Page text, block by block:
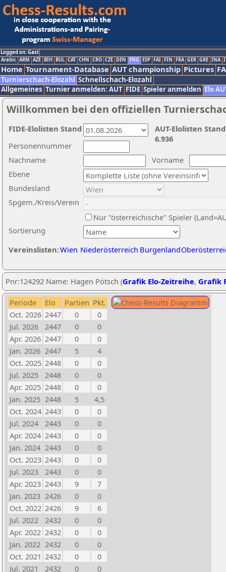
Logged on: Gast
Arabic ARM AZE BIH BUL CAT CHN CRO CZE DEN ENG ESP FAI FIN FRA GER GRE INA
Home Tournament-Database AUT championship Pictures
Turnierschach-Elozahl Schnellschach-Elozahl
Allgemeines Turnier anmelden: AUT FIDE Spieler anmelden Elo
Willkommen bei den offiziellen
Nachname
Vorname
Ebene
Sortierung
Personennummer
Bundesland
Spgem./Kreis/Verein
Nur "österreichische" Spieler
Vereinslisten:Wien Niederösterreich Burgenland
AUT-Elolisten
6.936
FIDE-Elolisten Stand
Pnr:124292 Name: Hagen Pötsch (Grafik Elo-Zeitreihe, Grafik
Periode Elo Partien Pkt.
Oct. 2026 2447 0
0
Jul. 2026
2447 0
0
Apr. 2026 2447 0
0
Jan. 2026 2447 5
4
Oct. 2025 2448 0
0
Jul. 2025
2448 0
0
Apr. 2025 2448 0
0
Jan. 2025 2448 5
4,5
Oct. 2024 2443 0
0
Jul. 2024
2443 0
0
Apr. 2024 2443 0
0
Jan. 2024 2443 0
0
Oct. 2023 2443 0
0
Jul. 2023
2443 0
0
Apr. 2023 2443 9
7
Jan. 2023 2426 0
0
Oct. 2022 2426 9
6
Jul. 2022
2432 0
0
Apr. 2022 2432 0
0
Jan. 2022 2432 0
0
Oct. 2021 2432 0
0
Jul. 2021
2432 0
0